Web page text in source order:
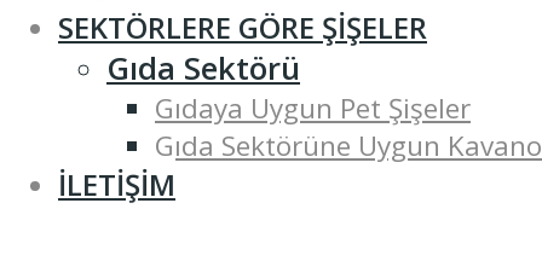
SEKTÖRLERE GÖRE ŞIŞELER
Gıda Sektörü
Gıdaya Uygun Pet Şişeler
Gıda Sektörüne Uygun
İLETIŞIM